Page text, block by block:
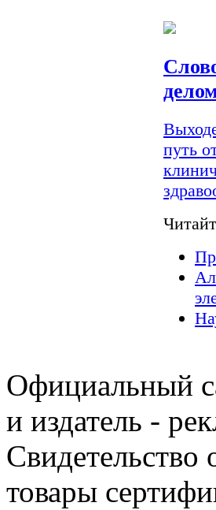
путь
Официальный
и издатель -
товары